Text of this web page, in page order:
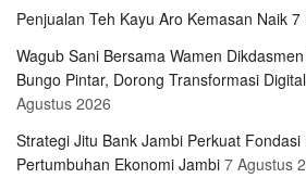
Penjualan Teh Kayu Aro Kemasan Naik 7
Wagub Sani Bersama Wamen
Bungo Pintar, Dorong Transformasi
Agustus 2026
Strategi Jitu Bank Jambi Perkuat Fondasi
Pertumbuhan Ekonomi Jambi 7 Agustus